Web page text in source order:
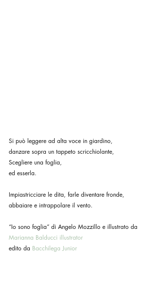
Si può leggere ad alta voce in giardino,
danzare sopra un tappeto scricchiolante,
Scegliere una foglia,
ed esserla.
Impiastricciare le dita, farle diventare fronde,
abbaiare e intrappolare il vento.
“Io sono foglia” di Angelo Mozzillo e illustrato da
Marianna Balducci illustrator
edito da Bacchilega Junior